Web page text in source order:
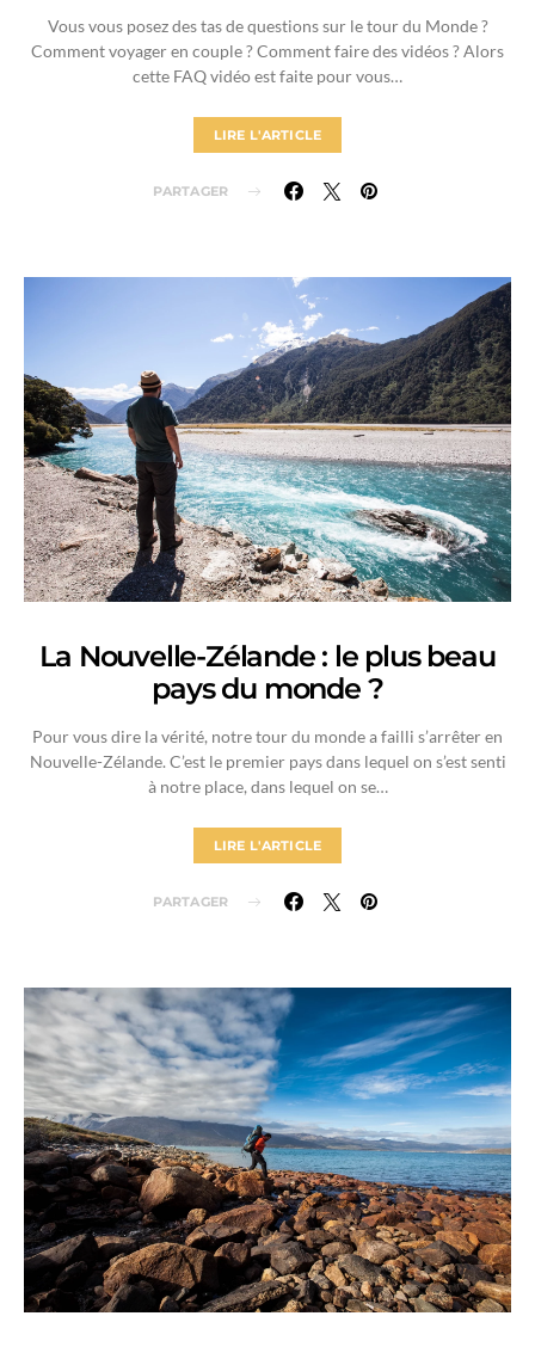
Vous vous posez des tas de questions sur le tour du Monde ?
Comment voyager en couple ? Comment faire des vidéos ? Alors
cette FAQ vidéo est faite pour vous…
LIRE L'ARTICLE
PARTAGER
La Nouvelle-Zélande : le plus beau
pays du monde ?
Pour vous dire la vérité, notre tour du monde a failli s’arrêter en
Nouvelle-Zélande. C’est le premier pays dans lequel on s’est senti
à notre place, dans lequel on se…
LIRE L'ARTICLE
PARTAGER